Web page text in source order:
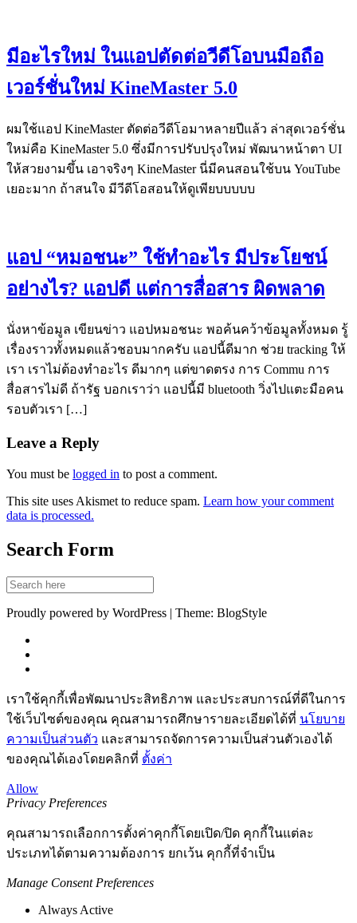
มีอะไรใหม่ ในแอปตัดต่อวีดีโอบนมือถือ
เวอร์ชั่นใหม่ KineMaster 5.0
ผมใช้แอป KineMaster ตัดต่อวีดีโอมาหลายปีแล้ว ล่าสุดเวอร์ชั่น
ใหม่คือ KineMaster 5.0 ซึ่งมีการปรับปรุงใหม่ พัฒนาหน้าตา UI
ให้สวยงามขึ้น เอาจริงๆ KineMaster นี่มีคนสอนใช้บน YouTube
เยอะมาก ถ้าสนใจ มีวีดีโอสอนให้ดูเพียบบบบบ
แอป “หมอชนะ” ใช้ทำอะไร มีประโยชน์
อย่างไร? แอปดี แต่การสื่อสาร ผิดพลาด
นั่งหาข้อมูล เขียนข่าว แอปหมอชนะ พอค้นคว้าข้อมูลทั้งหมด รู้
เรื่องราวทั้งหมดแล้วชอบมากครับ แอปนี้ดีมาก ช่วย tracking ให้
เรา เราไม่ต้องทำอะไร ดีมากๆ แต่ขาดตรง การ Commu การ
สื่อสารไม่ดี ถ้ารัฐ บอกเราว่า แอปนี้มี bluetooth วิ่งไปแตะมือคน
รอบตัวเรา […]
Leave a Reply
You must be logged in to post a comment.
This site uses Akismet to reduce spam. Learn how your comment
data is processed.
Search Form
Proudly powered by WordPress | Theme: BlogStyle
เราใช้คุกกี้เพื่อพัฒนาประสิทธิภาพ และประสบการณ์ที่ดีในการ
ใช้เว็บไซต์ของคุณ คุณสามารถศึกษารายละเอียดได้ที่ นโยบาย
ความเป็นส่วนตัว และสามารถจัดการความเป็นส่วนตัวเองได้
ของคุณได้เองโดยคลิกที่ ตั้งค่า
Allow
Privacy Preferences
คุณสามารถเลือกการตั้งค่าคุกกี้โดยเปิด/ปิด คุกกี้ในแต่ละ
ประเภทได้ตามความต้องการ ยกเว้น คุกกี้ที่จำเป็น
Manage Consent Preferences
Always Active